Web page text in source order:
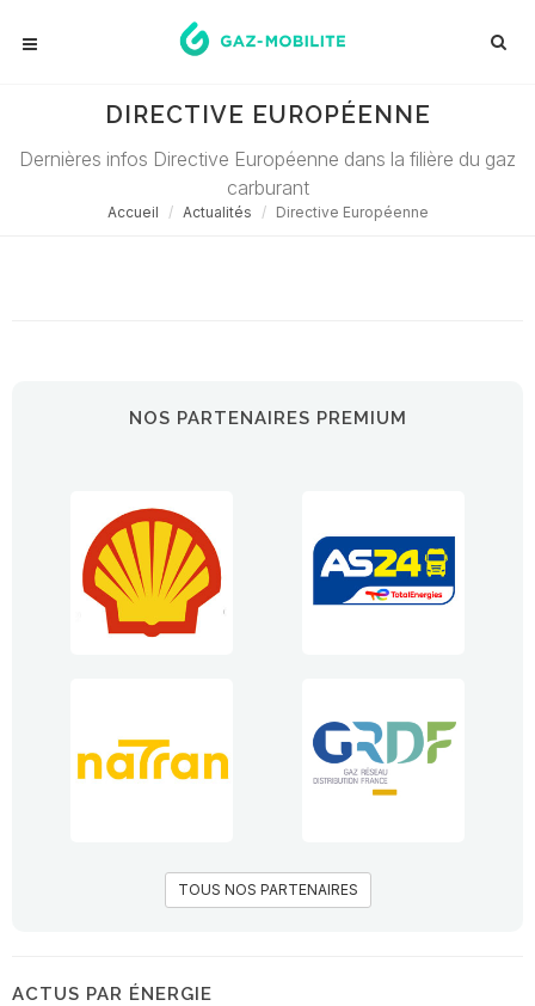
DIRECTIVE EUROPÉENNE
Dernières infos Directive Européenne dans la filière du gaz
carburant
Accueil Actualités Directive Européenne
NOS PARTENAIRES PREMIUM
TOUS NOS PARTENAIRES
ACTUS PAR ÉNERGIE